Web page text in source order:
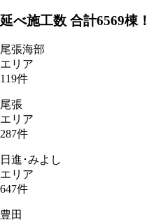
延べ施工数 合計6569棟！
尾張海部
エリア
119件
尾張
エリア
287件
日進･みよし
エリア
647件
豊田